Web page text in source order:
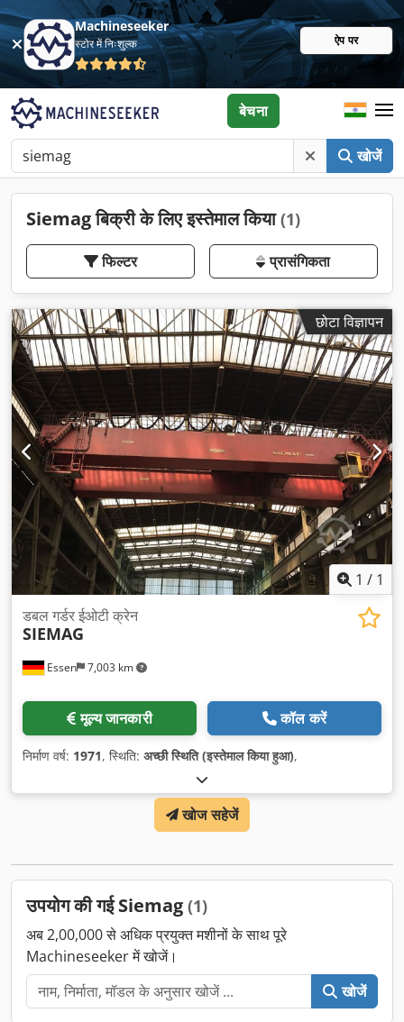
Machineseeker
स्टोर में निःशुल्क ऐप पर
खोजें
बेचना
Siemag बिक्री के लिए इस्तेमाल किया(1)
फिल्टर प्रासंगिकता
छोटा विज्ञापन
1 / 1
Essen 7,003 km
डबल गर्डर ईओटी क्रेन
SIEMAG
मूल्य जानकारी कॉल करें
निर्माण वर्ष: 1971, स्थिति: अच्छी स्थिति (इस्तेमाल किया हुआ),
खोज सहेजें
उपयोग की गई Siemag (1)
अब 2,00,000 से अधिक प्रयुक्त मशीनों के साथ पूरे
Machineseeker में खोजें।
खोजें